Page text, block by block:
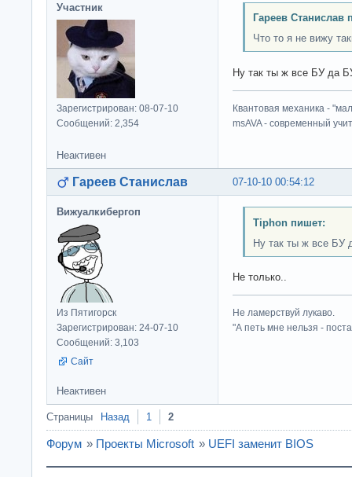
Участник
Зарегистрирован: 08-07-10
Сообщений: 2,354
Гареев Станислав
Что то я не вижу
Ну так ты ж все БУ да
Квантовая механика -
msAVA - современный
Неактивен
07-10-10 00:54:12
Гареев Станислав
Вижуалкибергоп
Из Пятигорск
Зарегистрирован: 24-07-10
Сообщений: 3,103
Сайт
Tiphon пишет:
Ну так ты ж все БУ
Не только..
Не ламерствуй лукаво.
"А петь мне нельзя -
Неактивен
Страницы Назад 1 2
Форум » Проекты Microsoft » UEFI заменит BIOS